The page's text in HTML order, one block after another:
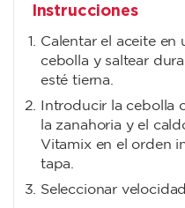
Instrucciones
Calentar el aceite en
cebolla y saltear
esté tierna.
Introducir la cebolla
la zanahoria y el
Vitamix en el orden
tapa.
Seleccionar